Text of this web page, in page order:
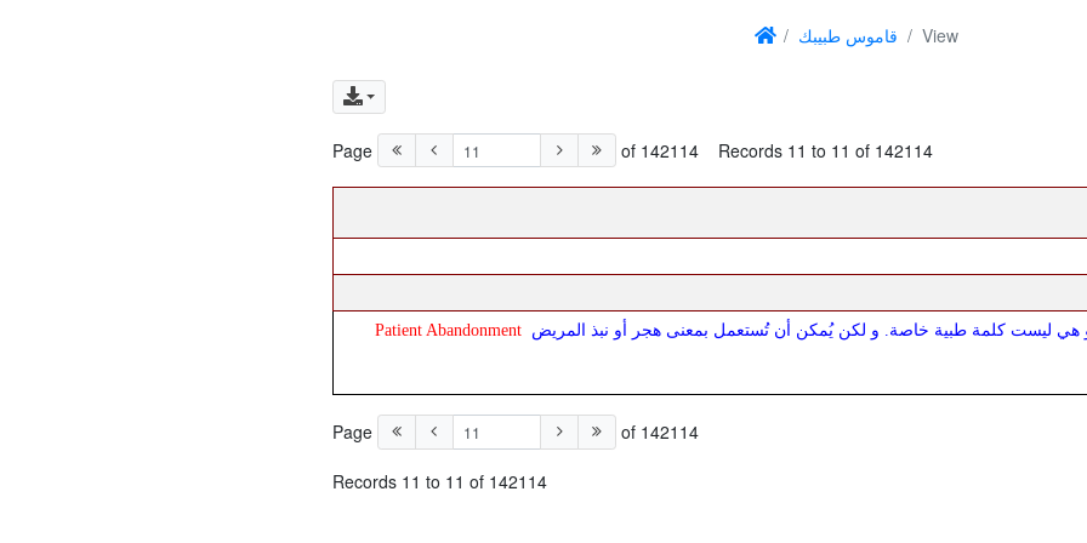
قاموس طبيبك View
Page of 142114 Records 11 to 11 of 142114
و هي ليست كلمة طبية خاصة. و لكن يُمكن أن تُستعمل بمعنى هجر أو نبذ المريضPatient Abandonment
Page of 142114
Records 11 to 11 of 142114